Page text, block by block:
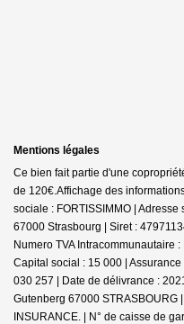
Mentions légales
Ce bien fait partie d'une
de 120€.Affichage des
sociale : FORTISSIMMO |
67000 Strasbourg | Siret :
Numero TVA Intracommunautaire
Capital social : 15 000 | Assurance
030 257 | Date de délivrance :
Gutenberg 67000 STRASBOURG
INSURANCE. | N° de caisse de